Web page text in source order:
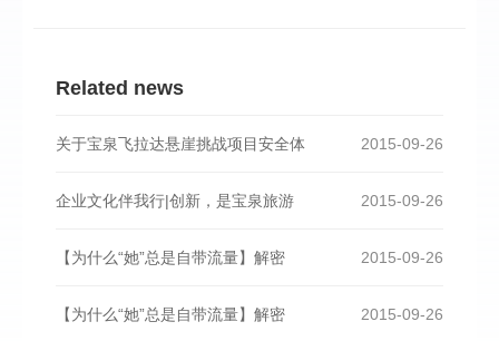
Related news
2015-09-26
关于宝泉飞拉达悬崖挑战项目安全体
2015-09-26
企业文化伴我行|创新，是宝泉旅游
2015-09-26
【为什么“她”总是自带流量】解密
2015-09-26
【为什么“她”总是自带流量】解密